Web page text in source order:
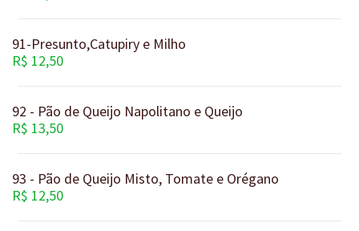
91-Presunto,Catupiry e Milho
R$ 12,50
92 - Pão de Queijo Napolitano e Queijo
R$ 13,50
93 - Pão de Queijo Misto, Tomate e Orégano
R$ 12,50